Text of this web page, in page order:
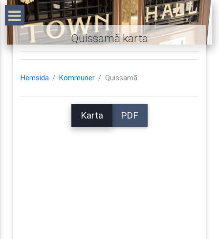
Quissamã karta
Hemsida Kommuner Quissamã
Karta PDF